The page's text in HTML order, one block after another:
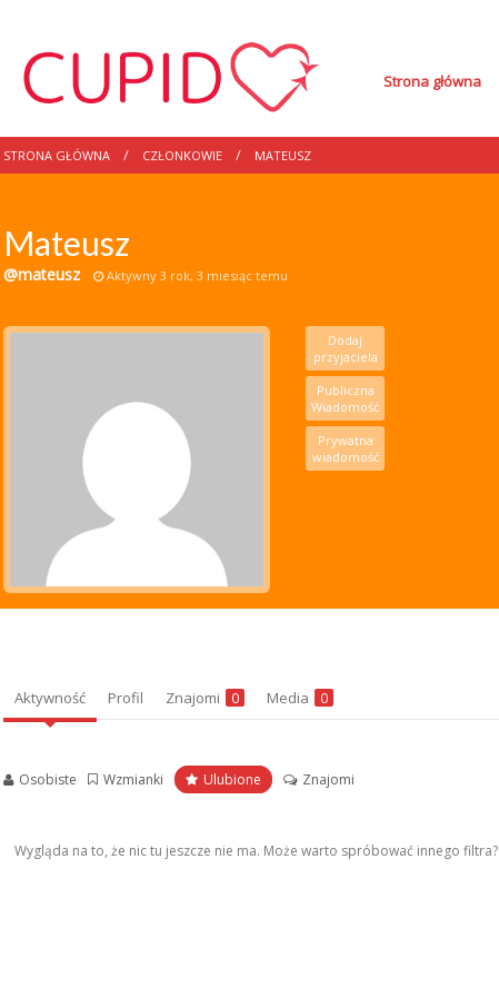
Strona główna
STRONA GŁÓWNA CZŁONKOWIE MATEUSZ
Mateusz
@mateusz Aktywny 3 rok, 3 miesiąc temu
Dodaj
przyjaciela
Publiczna
Wiadomość
Prywatna
wiadomość
Aktywność Profil Znajomi 0 Media 0
Osobiste Wzmianki Ulubione Znajomi
Wygląda na to, że nic tu jeszcze nie ma. Może warto spróbować innego filtra?